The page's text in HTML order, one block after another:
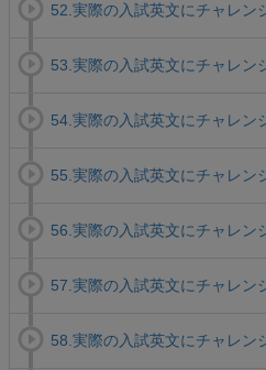
52.実際の入試英文にチャレ
53.実際の入試英文にチャレ
54.実際の入試英文にチャレ
55.実際の入試英文にチャレ
56.実際の入試英文にチャレ
57.実際の入試英文にチャレ
58.実際の入試英文にチャレ